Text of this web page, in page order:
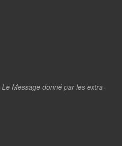
Le Message donné par les extra-